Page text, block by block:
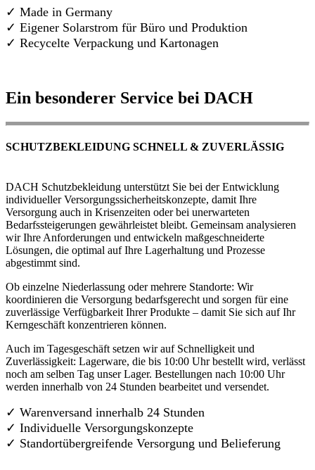
✓ Made in Germany
✓ Eigener Solarstrom für Büro und Produktion
✓ Recycelte Verpackung und Kartonagen
Ein besonderer Service bei DACH
SCHUTZBEKLEIDUNG SCHNELL & ZUVERLÄSSIG
DACH Schutzbekleidung unterstützt Sie bei der Entwicklung
individueller Versorgungssicherheitskonzepte, damit Ihre
Versorgung auch in Krisenzeiten oder bei unerwarteten
Bedarfssteigerungen gewährleistet bleibt. Gemeinsam analysieren
wir Ihre Anforderungen und entwickeln maßgeschneiderte
Lösungen, die optimal auf Ihre Lagerhaltung und Prozesse
abgestimmt sind.
Ob einzelne Niederlassung oder mehrere Standorte: Wir
koordinieren die Versorgung bedarfsgerecht und sorgen für eine
zuverlässige Verfügbarkeit Ihrer Produkte – damit Sie sich auf Ihr
Kerngeschäft konzentrieren können.
Auch im Tagesgeschäft setzen wir auf Schnelligkeit und
Zuverlässigkeit: Lagerware, die bis 10:00 Uhr bestellt wird, verlässt
noch am selben Tag unser Lager. Bestellungen nach 10:00 Uhr
werden innerhalb von 24 Stunden bearbeitet und versendet.
✓ Warenversand innerhalb 24 Stunden
✓ Individuelle Versorgungskonzepte
✓ Standortübergreifende Versorgung und Belieferung